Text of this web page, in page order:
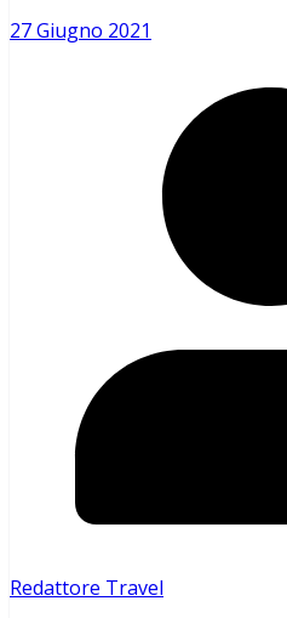
27 Giugno 2021
Redattore Travel